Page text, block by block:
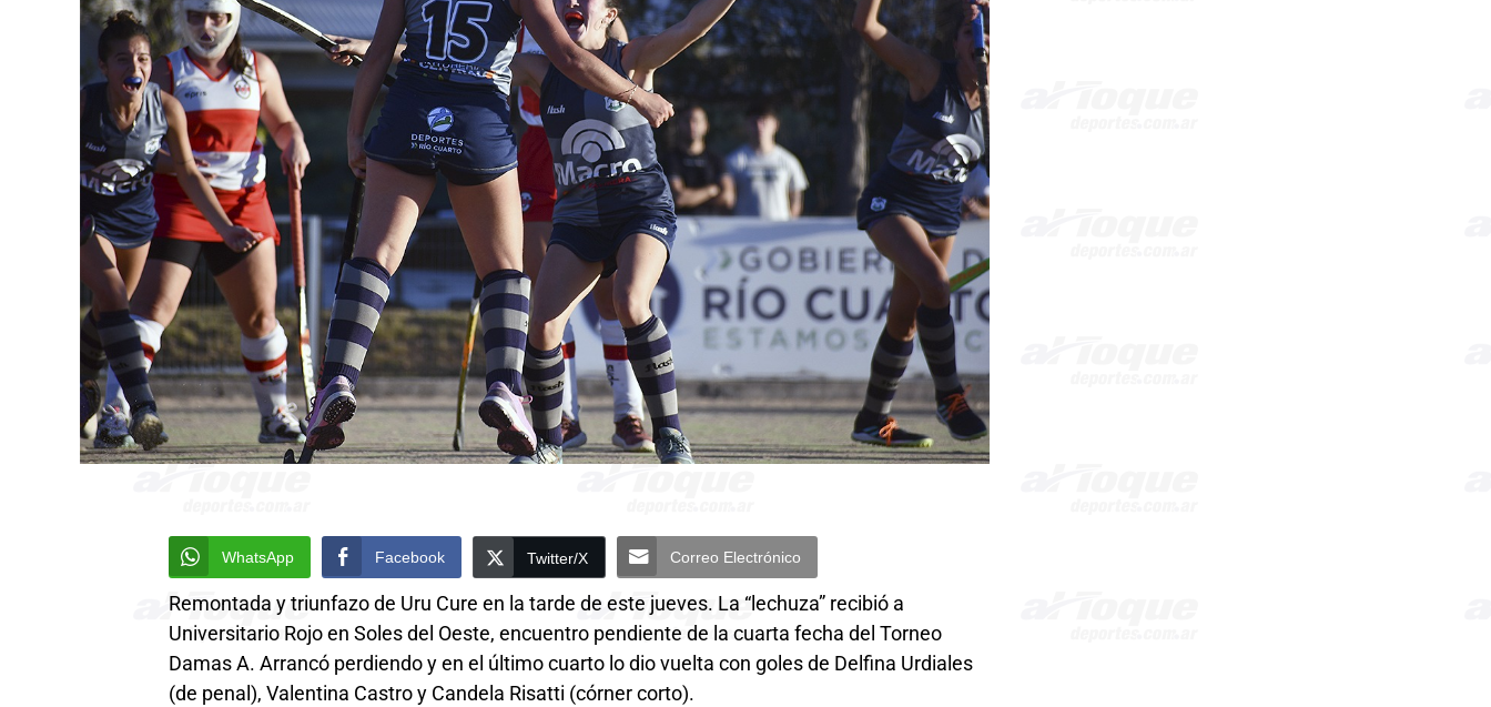
WhatsApp Facebook Twitter/X Correo Electrónico
Remontada y triunfazo de Uru Cure en la tarde de este jueves. La “lechuza” recibió a
Universitario Rojo en Soles del Oeste, encuentro pendiente de la cuarta fecha del Torneo
Damas A. Arrancó perdiendo y en el último cuarto lo dio vuelta con goles de Delfina Urdiales
(de penal), Valentina Castro y Candela Risatti (córner corto).